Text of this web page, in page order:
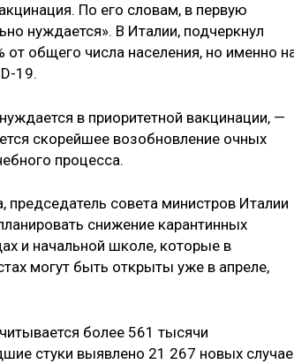
По его словам, в первую
нуждается». В Италии, подчеркнул
общего числа населения, но именно
19.
в приоритетной вакцинации, —
скорейшее возобновление очных
процесса.
председатель совета министров Италии
снижение карантинных
и начальной школе, которые в
могут быть открыты уже в апреле,
более 561 тысячи
стуки выявлено 21 267 новых